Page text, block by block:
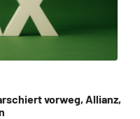
vorweg, Allianz,